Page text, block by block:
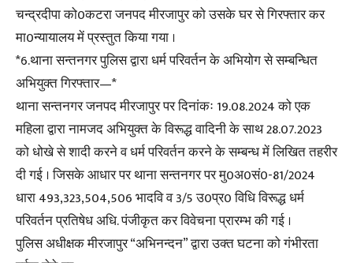
चन्द्रदीपा को0कटरा जनपद मीरजापुर को उसके घर से गिरफ्तार कर
मा0न्यायालय में प्रस्तुत किया गया ।
*6.थाना सन्तनगर पुलिस द्वारा धर्म परिवर्तन के अभियोग से सम्बन्धित
अभियुक्त गिरफ्तार—*
थाना सन्तनगर जनपद मीरजापुर पर दिनांकः 19.08.2024 को एक
महिला द्वारा नामजद अभियुक्त के विरूद्ध वादिनी के साथ 28.07.2023
को धोखे से शादी करने व धर्म परिवर्तन करने के सम्बन्ध में लिखित तहरीर
दी गई । जिसके आधार पर थाना सन्तनगर पर मु0अ0सं0-81/2024
धारा 493,323,504,506 भादवि व 3/5 उ0प्र0 विधि विरूद्ध धर्म
परिवर्तन प्रतिषेध अधि. पंजीकृत कर विवेचना प्रारम्भ की गई ।
पुलिस अधीक्षक मीरजापुर “अभिनन्दन” द्वारा उक्त घटना को गंभीरता